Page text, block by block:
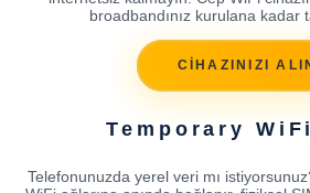
broadbandınız kurulana kadar
CİHAZINIZI
Temporary
Telefonunuzda yerel veri mı